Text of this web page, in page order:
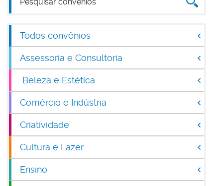
Todos convênios
Assessoria e Consultoria
Beleza e Estética
Comércio e Indústria
Criatividade
Cultura e Lazer
Ensino